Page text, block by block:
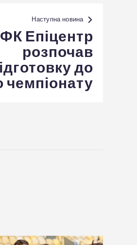
Наступна новина
ФК Епіцентр
розпочав
до
чемпіонату